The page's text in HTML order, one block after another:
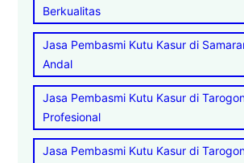
Berkualitas
Jasa Pembasmi Kutu Kasur di
Andal
Jasa Pembasmi Kutu Kasur di
Profesional
Jasa Pembasmi Kutu Kasur di